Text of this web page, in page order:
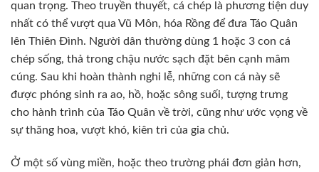
quan trọng. Theo truyền thuyết, cá chép là phương tiện duy
nhất có thể vượt qua Vũ Môn, hóa Rồng để đưa Táo Quân
lên Thiên Đình. Người dân thường dùng 1 hoặc 3 con cá
chép sống, thả trong chậu nước sạch đặt bên cạnh mâm
cúng. Sau khi hoàn thành nghi lễ, những con cá này sẽ
được phóng sinh ra ao, hồ, hoặc sông suối, tượng trưng
cho hành trình của Táo Quân về trời, cũng như ước vọng về
sự thăng hoa, vượt khó, kiên trì của gia chủ.
Ở một số vùng miền, hoặc theo trường phái đơn giản hơn,